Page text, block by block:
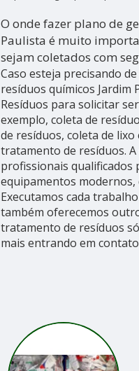
O onde fazer plano de
Paulista é muito
sejam coletados com
Caso esteja precisando
resíduos químicos Jardim
Resíduos para solicitar
exemplo, coleta de
de resíduos, coleta de
tratamento de resíduos.
profissionais qualificados
equipamentos modernos,
Executamos cada
também oferecemos
tratamento de resíduos
mais entrando em